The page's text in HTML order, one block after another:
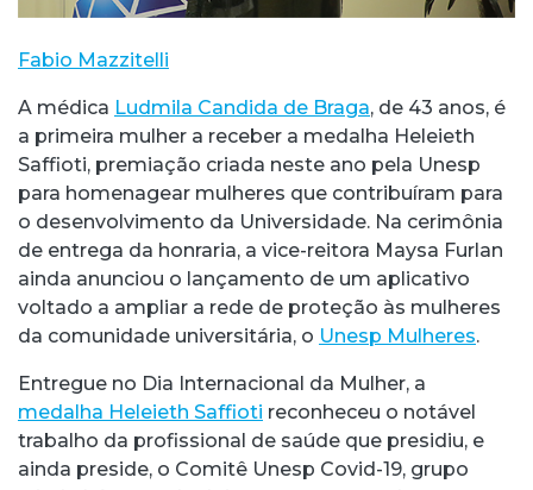
Fabio Mazzitelli
A médica Ludmila Candida de Braga, de 43 anos, é
a primeira mulher a receber a medalha Heleieth
Saffioti, premiação criada neste ano pela Unesp
para homenagear mulheres que contribuíram para
o desenvolvimento da Universidade. Na cerimônia
de entrega da honraria, a vice-reitora Maysa Furlan
ainda anunciou o lançamento de um aplicativo
voltado a ampliar a rede de proteção às mulheres
da comunidade universitária, o Unesp Mulheres.
Entregue no Dia Internacional da Mulher, a
medalha Heleieth Saffioti reconheceu o notável
trabalho da profissional de saúde que presidiu, e
ainda preside, o Comitê Unesp Covid-19, grupo